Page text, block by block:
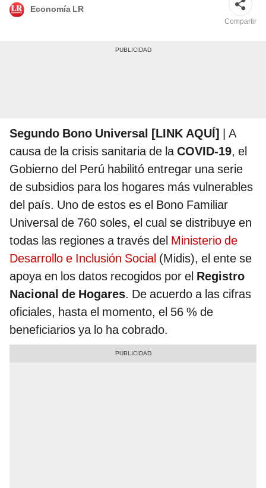
Economía LR
Compartir
Segundo Bono Universal [LINK AQUÍ] | A
causa de la crisis sanitaria de laCOVID-19, el
Gobierno del Perú habilitó entregar una serie
de subsidios para los hogares más vulnerables
del país. Uno de estos es el Bono Familiar
Universal de 760 soles, el cual se distribuye en
todas las regiones a través del Ministerio de
Desarrollo e Inclusión Social (Midis), el ente se
apoya en los datos recogidos por el Registro
Nacional de Hogares. De acuerdo a las cifras
oficiales, hasta el momento, el 56 % de
beneficiarios ya lo ha cobrado.